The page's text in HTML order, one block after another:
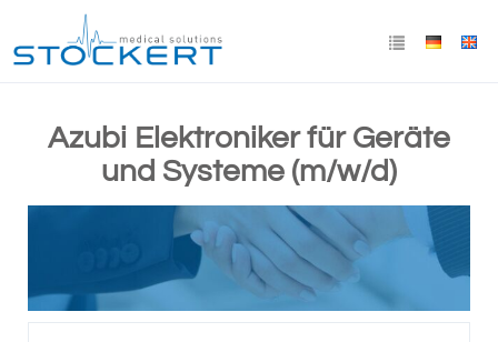
Azubi Elektroniker für Geräte
und Systeme (m/w/d)